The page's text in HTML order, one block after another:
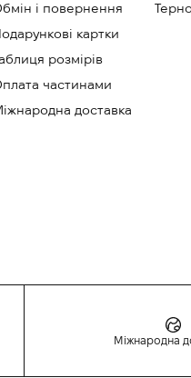
і повернення
картки
розмірів
частинами
доставка
Міжнародна